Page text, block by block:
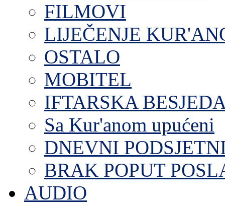
FILMOVI
LIJEČENJE
OSTALO
MOBITEL
IFTARSKA
Sa Kur'anom upućeni
DNEVNI
BRAK POPUT
AUDIO